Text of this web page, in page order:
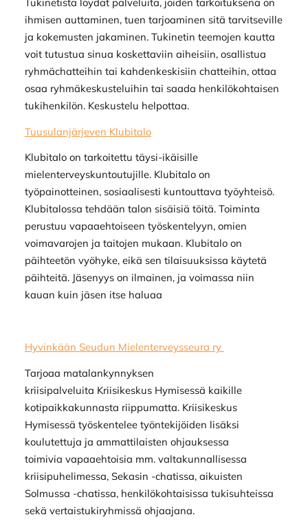
ihmisen auttaminen, tuen tarjoaminen sitä tarvitseville
ja kokemusten jakaminen. Tukinetin teemojen kautta
voit tutustua sinua koskettaviin aiheisiin, osallistua
ryhmächatteihin tai kahdenkeskisiin chatteihin, ottaa
osaa ryhmäkeskusteluihin tai saada henkilökohtaisen
tukihenkilön. Keskustelu helpottaa.
Tuusulanjärjeven Klubitalo
Klubitalo on tarkoitettu täysi-ikäisille
mielenterveyskuntoutujille. Klubitalo on
työpainotteinen, sosiaalisesti kuntouttava työyhteisö.
Klubitalossa tehdään talon sisäisiä töitä. Toiminta
perustuu vapaaehtoiseen työskentelyyn, omien
voimavarojen ja taitojen mukaan. Klubitalo on
päihteetön vyöhyke, eikä sen tilaisuuksissa käytetä
päihteitä. Jäsenyys on ilmainen, ja voimassa niin
kauan kuin jäsen itse haluaa
Hyvinkään Seudun Mielenterveysseura ry
Tarjoaa matalankynnyksen
kriisipalveluita Kriisikeskus Hymisessä kaikille
kotipaikkakunnasta riippumatta. Kriisikeskus
Hymisessä työskentelee työntekijöiden lisäksi
koulutettuja ja ammattilaisten ohjauksessa
toimivia vapaaehtoisia mm. valtakunnallisessa
kriisipuhelimessa, Sekasin -chatissa, aikuisten
Solmussa -chatissa, henkilökohtaisissa tukisuhteissa
sekä vertaistukiryhmissä ohjaajana.